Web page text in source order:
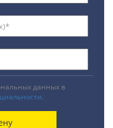
данных в
.